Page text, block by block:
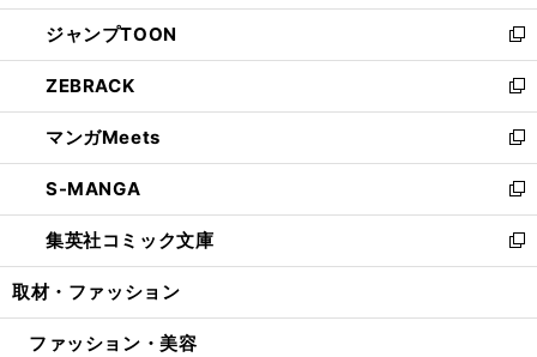
開
く
ウ
で
開
く
ン
ド
ウ
で
開
く
ウ
ィ
ン
ド
ウ
で
開
く
し
い
ウ
ィ
ン
ド
ウ
で
開
く
ジャンプTOON
新
し
い
ウ
ィ
ン
ド
ウ
で
開
ZEBRACK
新
し
い
ウ
ィ
ン
ド
ウ
開
マンガMeets
新
し
い
ウ
ィ
ン
ウ
S-MANGA
新
し
い
ウ
ン
集英社コミック文庫
新
し
ウ
取材・ファッション
ファッション・美容